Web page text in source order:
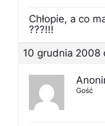
Chłopie, a co
???!!!
10 grudnia 2008
Gość